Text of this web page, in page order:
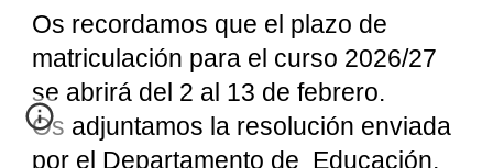
Os recordamos que el plazo de
matriculación para el curso 2026/27
se abrirá del 2 al 13 de febrero.
Os adjuntamos la resolución enviada
por el Departamento de Educación,